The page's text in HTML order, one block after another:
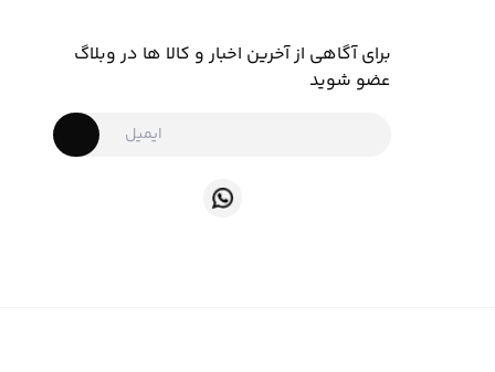
برای آگاهی از آخرین اخبار و کالا ها در وبلاگ
عضو شوید